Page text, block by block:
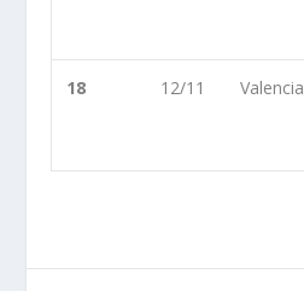
18 12/11 Valencia